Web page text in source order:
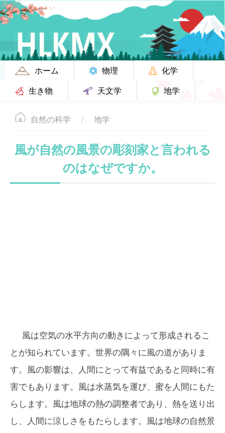
ホーム 物理
化学
生き物
天文学 地学
自然の科学 地学
風が自然の風景の彫刻家と言われる
のはなぜですか。
風は空気の水平方向の動きによって形成されるこ
とが知られています。世界の隅々に風の道がありま
す。風の影響は、人間にとって有益であると同時に有
害でもあります。風は水蒸気を運び、蜜を人間にもた
らします。風は地球の熱の調整者であり、熱を送り出
し、人間に涼しさをもたらします。風は地球の自然景